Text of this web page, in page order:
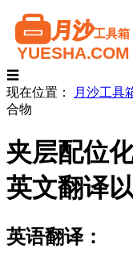
☰
现在位置：
月沙工具
合物
夹层配位
英文翻译
英语翻译：